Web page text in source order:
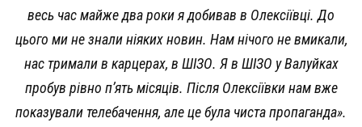
весь час майже два роки я добивав в Олексіївці. До
цього ми не знали ніяких новин. Нам нічого не вмикали,
нас тримали в карцерах, в ШІЗО. Я в ШІЗО у Валуйках
пробув рівно п’ять місяців. Після Олексіївки нам вже
показували телебачення, але це була чиста пропаганда».